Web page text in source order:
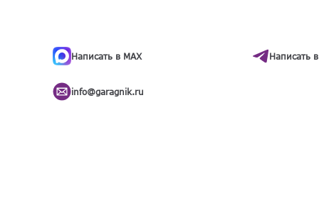
Написать в MAX Написать
info@garagnik.ru